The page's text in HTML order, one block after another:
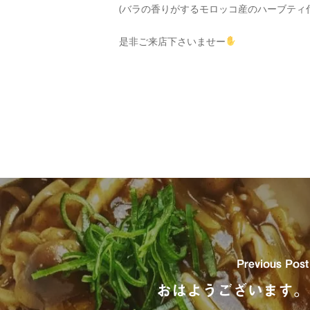
(バラの香りがするモロッコ産のハーブティ
是非ご来店下さいませー
Previous Post
おはようございます。